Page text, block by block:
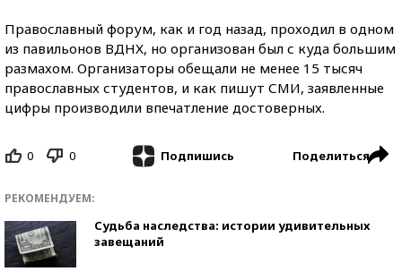
Православный форум, как и год назад, проходил в одном
из павильонов ВДНХ, но организован был с куда большим
размахом. Организаторы обещали не менее 15 тысяч
православных студентов, и как пишут СМИ, заявленные
цифры производили впечатление достоверных.
0 0 Подпишись Поделиться
РЕКОМЕНДУЕМ:
Судьба наследства: истории удивительных
завещаний